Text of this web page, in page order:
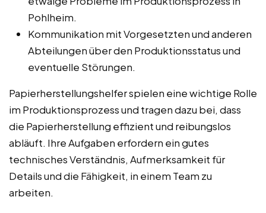
Pohlheim.
Kommunikation mit Vorgesetzten und anderen
Abteilungen über den Produktionsstatus und
eventuelle Störungen.
Papierherstellungshelfer spielen eine wichtige Rolle
im Produktionsprozess und tragen dazu bei, dass
die Papierherstellung effizient und reibungslos
abläuft. Ihre Aufgaben erfordern ein gutes
technisches Verständnis, Aufmerksamkeit für
Details und die Fähigkeit, in einem Team zu
arbeiten.